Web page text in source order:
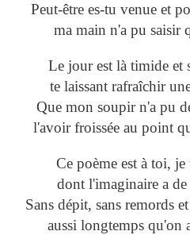
Peut-être es-tu venue et
ma main n'a pu saisir
Le jour est là timide et
te laissant rafraîchir
Que mon soupir n'a pu
l'avoir froissée au point
Ce poème est à toi,
dont l'imaginaire a
Sans dépit, sans remords
aussi longtemps qu'on